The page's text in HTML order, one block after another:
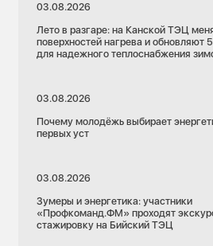
03.08.2026
Лето в разгаре: на Канской ТЭЦ
поверхностей нагрева и обновляют
для надежного теплоснабжения
03.08.2026
Почему молодёжь выбирает
первых уст
03.08.2026
Зумеры и энергетика: участники
«Профкоманд.ФМ» проходят
стажировку на Бийский ТЭЦ
Глава
теплоэнергетики
новому